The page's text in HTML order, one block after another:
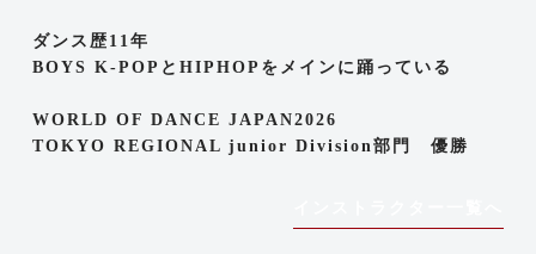
ダンス歴11年
BOYS K-POPとHIPHOPをメインに踊っている
WORLD OF DANCE JAPAN2026
TOKYO REGIONAL junior Division部門 優勝